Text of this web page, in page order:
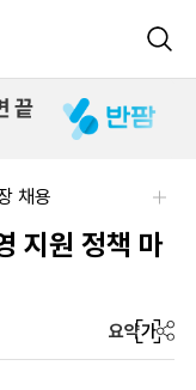
채용
지원 정책 마
요약가